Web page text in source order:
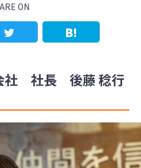
ON
社 社長 後藤 稔行